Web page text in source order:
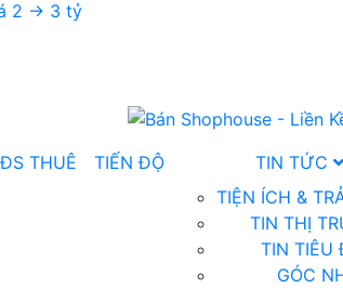
THUÊ TIẾN ĐỘ
TIN TỨC
TIỆN ÍCH &
TIN THỊ
TIN TIÊU
GÓC